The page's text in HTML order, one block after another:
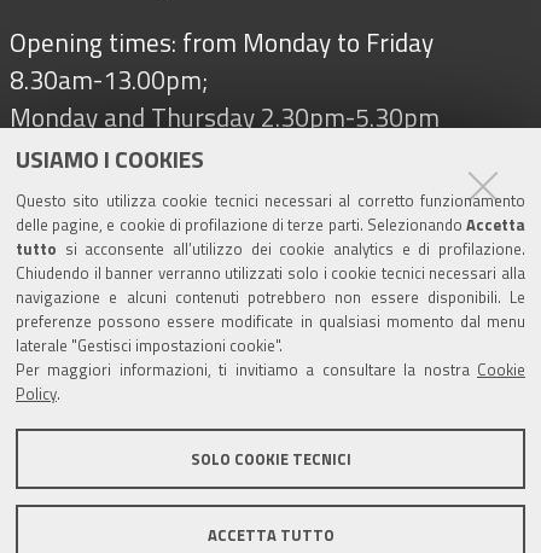
USIAMO I COOKIES
Questo sito utilizza cookie tecnici necessari al corretto funzionamento
delle pagine, e cookie di profilazione di terze parti. Selezionando Accetta
tutto si acconsente all’utilizzo dei cookie analytics e di profilazione.
Chiudendo il banner verranno utilizzati solo i cookie tecnici necessari alla
navigazione e alcuni contenuti potrebbero non essere disponibili. Le
preferenze possono essere modificate in qualsiasi momento dal menu
laterale "Gestisci impostazioni cookie".
Per maggiori informazioni, ti invitiamo a consultare la nostra Cookie
Policy.
SOLO COOKIE TECNICI
ACCETTA TUTTO
Opening times: from Monday to Friday
8.30am-13.00pm;
Monday and Thursday 2.30pm-5.30pm
Follow us on
Tourism
Salse di Nirano Nature Reserve
Spezzano Castle
Comune di Fiorano Modenese, Piazza Ciro Menotti, 1 -